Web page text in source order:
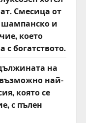
Смесица от
и
което
с богатството.
на
най-
която се
с пълен